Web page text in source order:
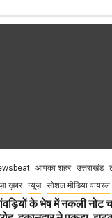
आपका शहर उत्तराखंड
ख़बर न्यूज़ सोशल मीडिया वायरल
के भेष में नकली नोट